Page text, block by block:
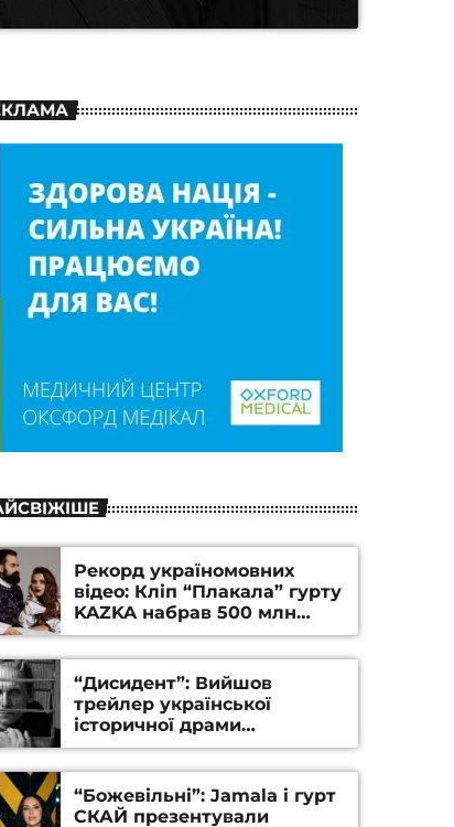
Рекорд україномовних
відео: Кліп “Плакала” гурту
KAZKA набрав 500 млн
переглядів на YouTube
“Дисидент”: Вийшов
трейлер української
історичної драми
Станіслава Гуренка та
Андрія Алфьорова (ВІДЕО)
“Божевільні”: Jamala і гурт
СКАЙ презентували